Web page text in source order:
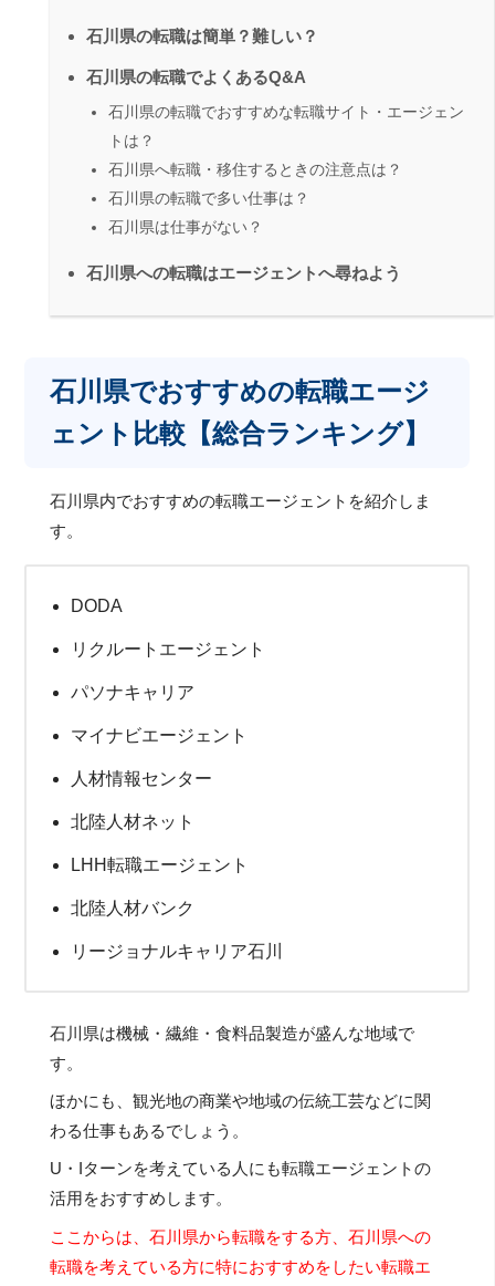
石川県の転職は簡単？難しい？
石川県の転職でよくあるQ&A
石川県の転職でおすすめな転職サイト・エージェン
トは？
石川県へ転職・移住するときの注意点は？
石川県の転職で多い仕事は？
石川県は仕事がない？
石川県への転職はエージェントへ尋ねよう
石川県でおすすめの転職エージ
ェント比較【総合ランキング】
石川県内でおすすめの転職エージェントを紹介しま
す。
DODA
リクルートエージェント
パソナキャリア
マイナビエージェント
人材情報センター
北陸人材ネット
LHH転職エージェント
北陸人材バンク
リージョナルキャリア石川
石川県は機械・繊維・食料品製造が盛んな地域で
す。
ほかにも、観光地の商業や地域の伝統工芸などに関
わる仕事もあるでしょう。
U・Iターンを考えている人にも転職エージェントの
活用をおすすめします。
ここからは、石川県から転職をする方、石川県への
転職を考えている方に特におすすめをしたい転職エ